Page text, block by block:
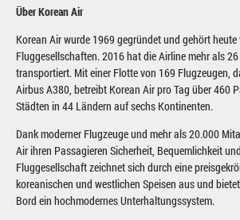
Über Korean Air
Korean Air wurde 1969 gegründet und gehört
Fluggesellschaften. 2016 hat die Airline mehr als
transportiert. Mit einer Flotte von 169 Flugzeugen,
Airbus A380, betreibt Korean Air pro Tag über 460
Städten in 44 Ländern auf sechs Kontinenten.
Dank moderner Flugzeuge und mehr als 20.000
Air ihren Passagieren Sicherheit, Bequemlichkeit
Fluggesellschaft zeichnet sich durch eine
koreanischen und westlichen Speisen aus und
Bord ein hochmodernes Unterhaltungssystem.